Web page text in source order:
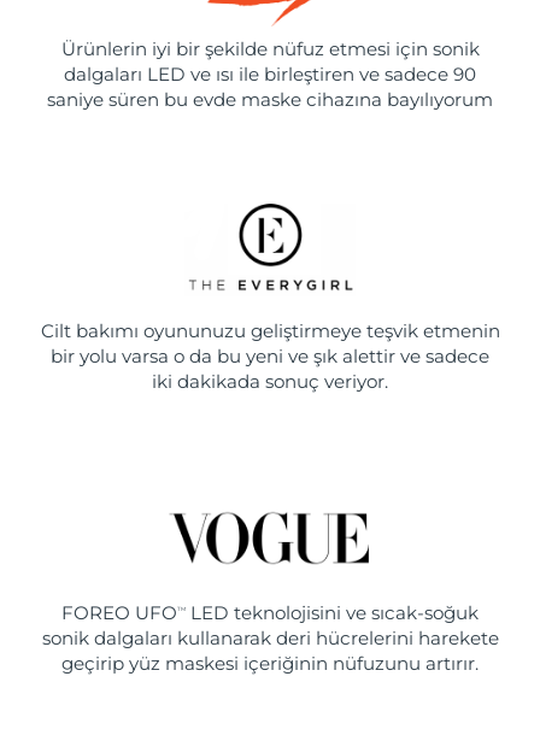
Ürünlerin iyi bir şekilde nüfuz etmesi için sonik
dalgaları LED ve ısı ile birleştiren ve sadece 90
saniye süren bu evde maske cihazına bayılıyorum
Cilt bakımı oyununuzu geliştirmeye teşvik etmenin
bir yolu varsa o da bu yeni ve şık alettir ve sadece
iki dakikada sonuç veriyor.
FOREO UFO TM
LED teknolojisini ve sıcak-soğuk
sonik dalgaları kullanarak deri hücrelerini harekete
geçirip yüz maskesi içeriğinin nüfuzunu artırır.